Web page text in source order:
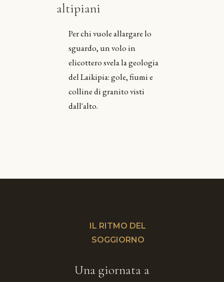
altipiani
Per chi vuole allargare lo
sguardo, un volo in
elicottero svela la geologia
del Laikipia: gole, fiumi e
colline di granito visti
dall'alto.
IL RITMO DEL
SOGGIORNO
Una giornata a